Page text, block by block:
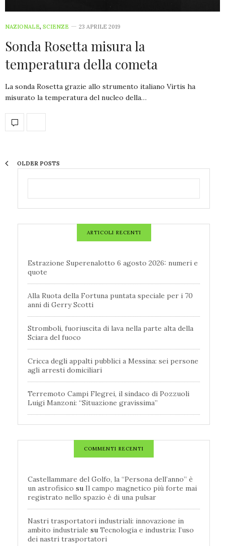
NAZIONALE, SCIENZE 23 APRILE 2019
Sonda Rosetta misura la
temperatura della cometa
La sonda Rosetta grazie allo strumento italiano Virtis ha
misurato la temperatura del nucleo della…
OLDER POSTS
ARTICOLI RECENTI
Estrazione Superenalotto 6 agosto 2026: numeri e
quote
Alla Ruota della Fortuna puntata speciale per i 70
anni di Gerry Scotti
Stromboli, fuoriuscita di lava nella parte alta della
Sciara del fuoco
Cricca degli appalti pubblici a Messina: sei persone
agli arresti domiciliari
Terremoto Campi Flegrei, il sindaco di Pozzuoli
Luigi Manzoni: “Situazione gravissima”
COMMENTI RECENTI
Castellammare del Golfo, la “Persona dell’anno” è
un astrofisico su Il campo magnetico più forte mai
registrato nello spazio è di una pulsar
Nastri trasportatori industriali: innovazione in
ambito industriale su Tecnologia e industria: l’uso
dei nastri trasportatori